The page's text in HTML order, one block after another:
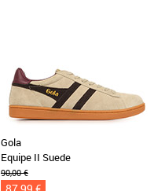
Gola
Equipe II Suede
90,00 €